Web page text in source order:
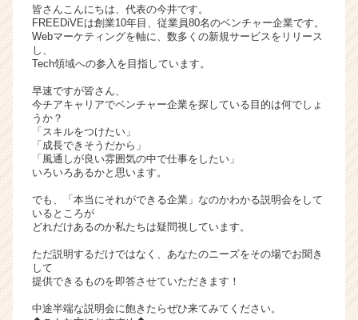
ウ
ト
が
届
活
イ
ト
チ
キ
ャ
ア
（C
e
皆さんこんにちは、代表の今井です。
FREEDiVEは創業10年目、従業員80名のベンチャー企業です。
Webマーケティングを軸に、数多くの新規サービスをリリース
し、
Tech領域への参入を目指しています。
早速ですが皆さん、
今チアキャリアでベンチャー企業を探している目的は何でしょ
うか？
「スキルをつけたい」
「成長できそうだから」
「風通しが良い雰囲気の中で仕事をしたい」
いろいろあるかと思います。
でも、「本当にそれができる企業」なのかわかる説明会をして
いるところが
どれだけあるのか私たちは疑問視しています。
ただ説明するだけではなく、あなたのニーズをその場でお聞き
して
提供できるものを即答させていただきます！
中途半端な説明会に飽きたらぜひ来てみてください。